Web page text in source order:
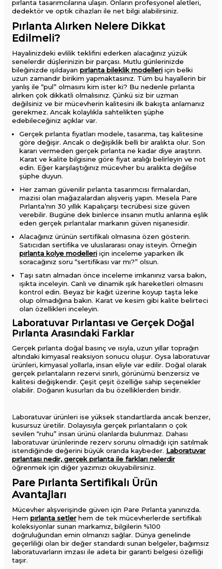
pırlanta tasarımcılarına ulaşın. Onların profesyonel aletleri,
dedektör ve optik cihazları ile net bilgi alabilirsiniz.
Pırlanta Alırken Nelere Dikkat
Edilmeli?
Hayalinizdeki evlilik teklifini ederken alacağınız yüzük
senelerdir düşlerinizin bir parçası. Mutlu günlerinizde
bileğinizde ışıldayan pırlanta bileklik modelleri için belki
uzun zamandır birikim yapmaktasınız. Tüm bu hayallerin bir
yanlış ile “pul” olmasını kim ister ki? Bu nedenle pırlanta
alırken çok dikkatli olmalısınız. Çünkü siz bir uzman
değilsiniz ve bir mücevherin kalitesini ilk bakışta anlamanız
gerekmez. Ancak kolaylıkla sahtelikten şüphe
edebileceğiniz açıklar var.
Gerçek pırlanta fiyatları​ modele, tasarıma, taş kalitesine
göre değişir. Ancak o değişiklik belli bir aralıkta olur. Son
kararı vermeden gerçek pırlanta ne kadar​ diye araştırın.
Karat ve kalite bilgisine göre fiyat aralığı belirleyin ve not
edin. Eğer karşılaştığınız mücevher bu aralıkta değilse
şüphe duyun.
Her zaman güvenilir pırlanta tasarımcısı firmalardan,
mazisi olan mağazalardan alışveriş yapın. Mesela Pare
Pırlanta’nın 30 yıllık Kapalıçarşı tecrübesi size güven
verebilir. Bugüne dek binlerce insanın mutlu anlarına eşlik
eden gerçek pırlantalar markanın güven nişanesidir.
Alacağınız ürünün sertifikalı olmasına özen gösterin.
Satıcıdan sertifika ve uluslararası onay isteyin. Örneğin
pırlanta kolye modelleri için inceleme yaparken ilk
soracağınız soru “sertifikası var mı?” olsun.
Taşı satın almadan önce inceleme imkanınız varsa bakın,
ışıkta inceleyin. Canlı ve dinamik ışık hareketleri olmasını
kontrol edin. Beyaz bir kağıt üzerine koyup taşta leke
olup olmadığına bakın. Karat ve kesim gibi kalite belirteci
olan özellikleri inceleyin.
Laboratuvar Pırlantası ve Gerçek Doğal
Pırlanta Arasındaki Farklar
Gerçek pırlanta doğal basınç ve ısıyla, uzun yıllar toprağın
altındaki kimyasal reaksiyon sonucu oluşur. Oysa laboratuvar
ürünleri, kimyasal yollarla, insan eliyle var edilir. Doğal olarak
gerçek pırlantaların rezervi sınırlı, görünümü benzersiz ve
kalitesi değişkendir. Çeşit çeşit özelliğe sahip seçenekler
olabilir. Doğanın kusurları da bu özelliklerden biridir.
Laboratuvar ürünleri ise yüksek standartlarda ancak benzer,
kusursuz üretilir. Dolayısıyla gerçek pırlantaların o çok
sevilen “ruhu” insan ürünü olanlarda bulunmaz. Dahası
laboratuvar ürünlerinde rezerv sorunu olmadığı için satılmak
istendiğinde değerini büyük oranda kaybeder. Laboratuvar
pırlantası nedir, gerçek pırlanta ile farkları nelerdir
öğrenmek için diğer yazımızı okuyabilirsiniz.
Pare Pırlanta Sertifikalı Ürün
Avantajları
Mücevher alışverişinde güven için Pare Pırlanta yanınızda.
Hem pırlanta setlerhem de tek mücevherlerde sertifikalı
koleksiyonlar sunan markamız, bilgilerin %100
doğruluğundan emin olmanızı sağlar. Dünya genelinde
geçerliliği olan bir değer standardı sunan belgeler, bağımsız
laboratuvarların imzası ile adeta bir garanti belgesi özelliği
taşır.